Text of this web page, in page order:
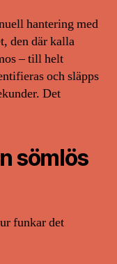
hantering med
den där kalla
– till helt
och släpps
Det
sömlös
funkar det